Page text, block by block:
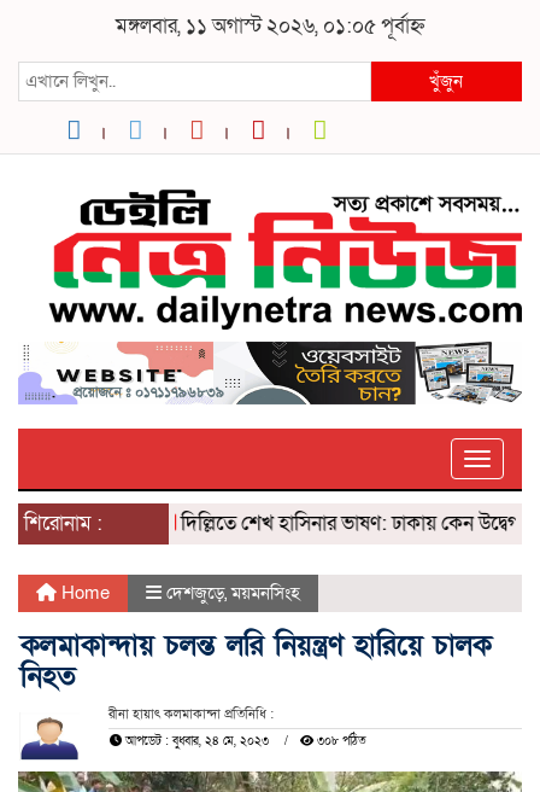
মঙ্গলবার, ১১ অগাস্ট ২০২৬, ০১:০৫ পূর্বাহ্ন
খুঁজুন
শিরোনাম : দিল্লিতে শেখ হাসিনার ভাষণ: ঢাকায় কেন উদ্বেগ?
Home দেশজুড়ে,ময়মনসিংহ
কলমাকান্দায় চলন্ত লরি নিয়ন্ত্রণ হারিয়ে চালক
নিহত
রীনা হায়াৎ কলমাকান্দা প্রতিনিধি :
আপডেট : বুধবার, ২৪ মে, ২০২৩ ৩০৮ পঠিত